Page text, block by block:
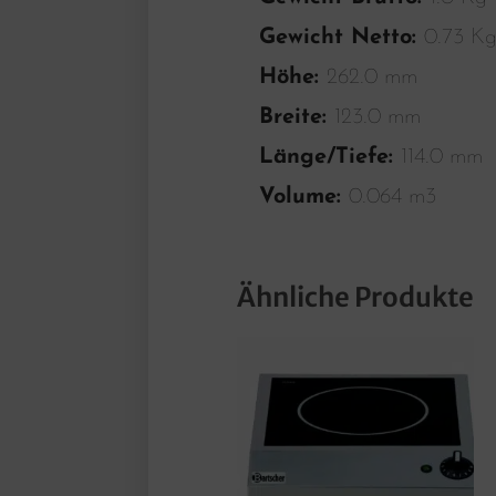
Gewicht Netto: 0.73
Höhe: 262.0 mm
Breite: 123.0 mm
Länge/Tiefe: 114.0 mm
Volume: 0.064 m3
Ähnliche Produkte